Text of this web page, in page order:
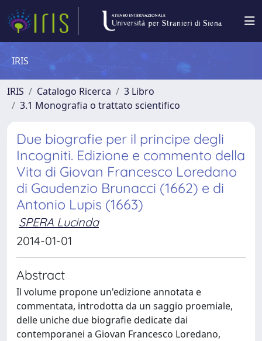
IRIS
IRIS Catalogo Ricerca
3 Libro
3.1 Monografia o trattato scientifico
Due biografie per il principe degli
Incogniti. Edizione e commento della
Vita di Giovan Francesco Loredano
di Gaudenzio Brunacci (1662) e di
Antonio Lupis (1663)
SPERA Lucinda
2014-01-01
Abstract
Il volume propone un'edizione annotata e
commentata, introdotta da un saggio proemiale,
delle uniche due biografie dedicate dai
contemporanei a Giovan Francesco Loredano,